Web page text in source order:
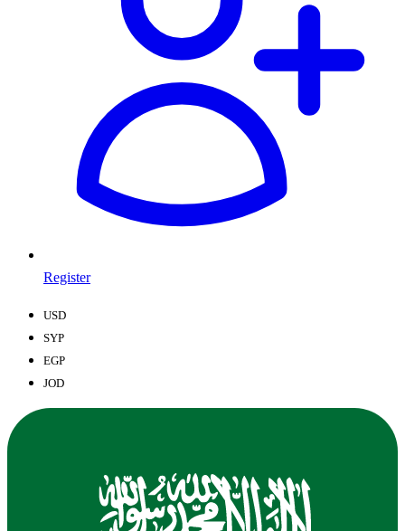
Register
USD
SYP
EGP
JOD